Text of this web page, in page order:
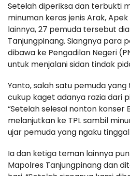
Setelah diperiksa dan terbukti
minuman keras jenis Arak,
lainnya, 27 pemuda tersebut
Tanjungpinang. Siangnya para
dibawa ke Pengadilan Negeri
untuk menjalani sidan tindak
Yanto, salah satu pemuda
cukup kaget adanya razia dari
“Setelah selesai nonton konser
melanjutkan ke TPL sambil
ujar pemuda yang ngaku tinggal
Ia dan ketiga teman lainnya
Mapolres Tanjungpinang dan